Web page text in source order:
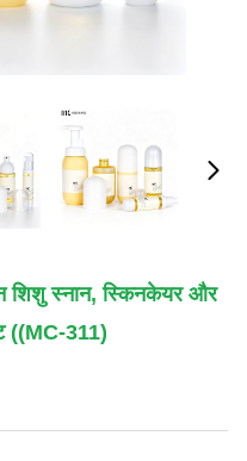
शिशु स्नान, स्किनकेयर और
((MC-311)